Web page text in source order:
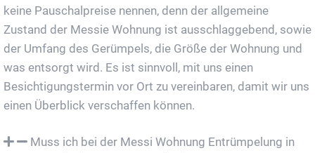
keine Pauschalpreise nennen, denn der allgemeine
Zustand der Messie Wohnung ist ausschlaggebend, sowie
der Umfang des Gerümpels, die Größe der Wohnung und
was entsorgt wird. Es ist sinnvoll, mit uns einen
Besichtigungstermin vor Ort zu vereinbaren, damit wir uns
einen Überblick verschaffen können.
Muss ich bei der Messi Wohnung Entrümpelung in